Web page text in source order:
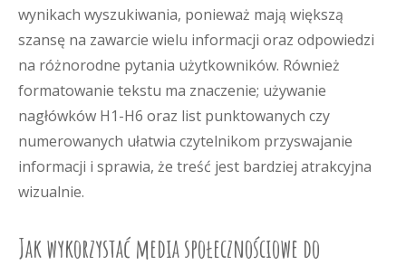
wynikach wyszukiwania, ponieważ mają większą
szansę na zawarcie wielu informacji oraz odpowiedzi
na różnorodne pytania użytkowników. Również
formatowanie tekstu ma znaczenie; używanie
nagłówków H1-H6 oraz list punktowanych czy
numerowanych ułatwia czytelnikom przyswajanie
informacji i sprawia, że treść jest bardziej atrakcyjna
wizualnie.
Jak wykorzystać media społecznościowe do